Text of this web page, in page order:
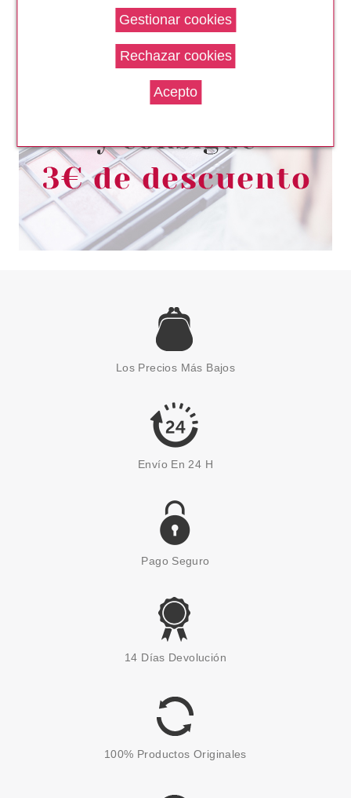
REAL TECHNIQUES
REAL TECHNIQUES BROCHAS
ARTIST ESSENTIALS
18.50€
UBU
UBU BERRY BLUSH BROCHA
ANGULAR PARA COLORETE EN
POLVO
3.95€
PRIMROSE HILL
PÁJAROS
0.95€
Los Precios Más Bajos
Envío En 24 H
Pago Seguro
14 Días Devolución
100% Productos Originales